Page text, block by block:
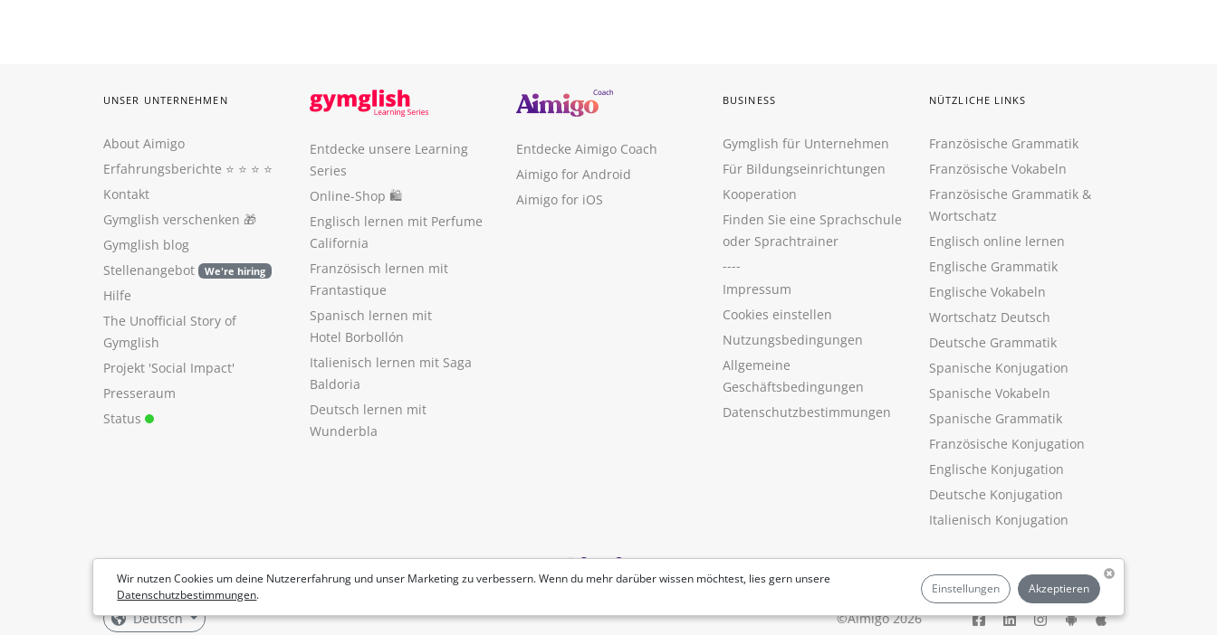
Wir nutzen Cookies um deine Nutzererfahrung und unser Marketing zu verbessern. Wenn du mehr darüber wissen möchtest, lies gern unsere
Datenschutzbestimmungen. Einstellungen Akzeptieren
UNSER UNTERNEHMEN
About Aimigo
Erfahrungsberichte ⭐️ ⭐️ ⭐️ ⭐️
Kontakt
Gymglish verschenken 🎁
Gymglish blog
Stellenangebot
We're hiring
Hilfe
The Unofficial Story of
Gymglish
Projekt 'Social Impact'
Presseraum
Status
Entdecke unsere Learning
Series
Online-Shop 🛍
Englisch lernen mit Perfume
California
Französisch lernen mit
Frantastique
Spanisch lernen mit
Hotel Borbollón
Italienisch lernen mit Saga
Baldoria
Deutsch lernen mit
Wunderbla
Entdecke Aimigo Coach
Aimigo for Android
Aimigo for iOS
BUSINESS
Gymglish für Unternehmen
Für Bildungseinrichtungen
Kooperation
Finden Sie eine Sprachschule
oder Sprachtrainer
----
Impressum
Cookies einstellen
Nutzungsbedingungen
Allgemeine
Geschäftsbedingungen
Datenschutzbestimmungen
NÜTZLICHE LINKS
Französische Grammatik
Französische Vokabeln
Französische Grammatik &
Wortschatz
Englisch online lernen
Englische Grammatik
Englische Vokabeln
Wortschatz Deutsch
Deutsche Grammatik
Spanische Konjugation
Spanische Vokabeln
Spanische Grammatik
Französische Konjugation
Englische Konjugation
Deutsche Konjugation
Italienisch Konjugation
Deutsch ©Aimigo 2026